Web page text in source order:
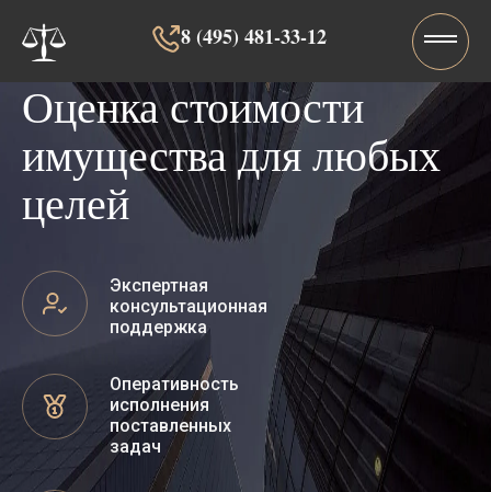
8 (495) 481-33-12‬‬
Оценка стоимости
имущества для любых
целей
Экспертная
консультационная
поддержка
Оперативность
исполнения
поставленных
задач